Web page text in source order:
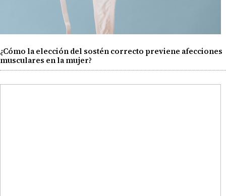
¿Cómo la elección del sostén correcto previene afecciones
musculares en la mujer?